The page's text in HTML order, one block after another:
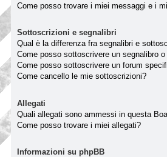
Come posso trovare i miei messaggi e i
Sottoscrizioni e segnalibri
Qual è la differenza fra segnalibri e
Come posso sottoscrivere un segnalibro
Come posso sottoscrivere un forum
Come cancello le mie sottoscrizioni?
Allegati
Quali allegati sono ammessi in questa
Come posso trovare i miei allegati?
Informazioni su phpBB